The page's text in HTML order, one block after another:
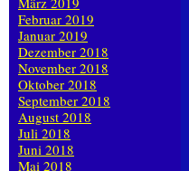
Februar 2019
Januar 2019
Dezember 2018
November 2018
Oktober 2018
September 2018
August 2018
Juli 2018
Juni 2018
Mai 2018